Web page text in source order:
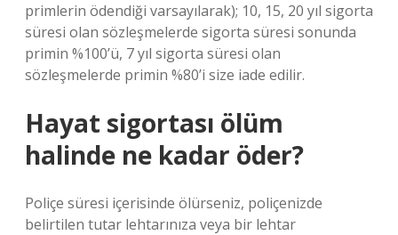
primlerin ödendiği varsayılarak); 10, 15, 20 yıl sigorta
süresi olan sözleşmelerde sigorta süresi sonunda
primin %100’ü, 7 yıl sigorta süresi olan
sözleşmelerde primin %80’i size iade edilir.
Hayat sigortası ölüm
halinde ne kadar öder?
Poliçe süresi içerisinde ölürseniz, poliçenizde
belirtilen tutar lehtarınıza veya bir lehtar